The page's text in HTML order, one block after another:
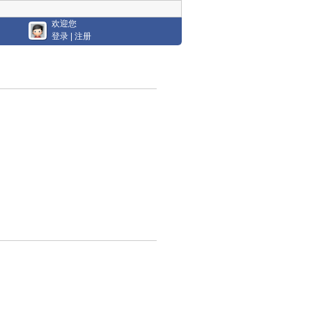
欢迎您
登录
注册